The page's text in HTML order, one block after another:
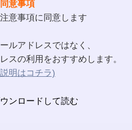
同意事項
意事項に同意します
ルアドレスではなく、
スの利用をおすすめします。
明はコチラ)